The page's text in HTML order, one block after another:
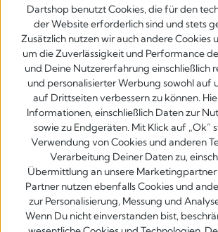
Dartshop benutzt Cookies, die für den
der Website erforderlich sind und stets
Zusätzlich nutzen wir auch andere Cookies
um die Zuverlässigkeit und Performance
und Deine Nutzererfahrung einschließlich
und personalisierter Werbung sowohl auf
auf Drittseiten verbessern zu können.
Informationen, einschließlich Daten zur
sowie zu Endgeräten. Mit Klick auf „Ok”
Verwendung von Cookies und anderen
Verarbeitung Deiner Daten zu,
Übermittlung an unsere
Partner nutzen ebenfalls Cookies und
zur Personalisierung, Messung und
Wenn Du nicht einverstanden bist,